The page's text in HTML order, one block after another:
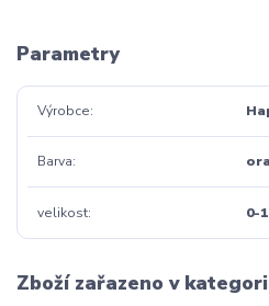
Parametry
Výrobce
Barva
velikost 0-1
Zboží zařazeno v